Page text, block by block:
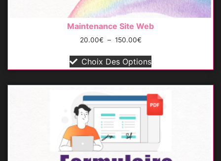
Maintenance Site Web
20.00€ – 150.00€
Choix Des Options